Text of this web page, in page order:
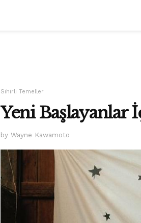
Sihirli Temeller
Yeni Başlayanlar
by Wayne Kawamoto